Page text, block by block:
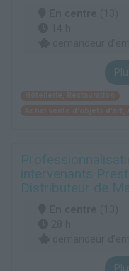
intervenants
Distributeur de